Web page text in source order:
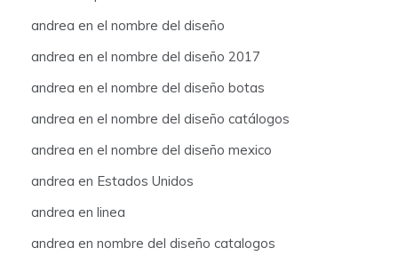
andrea en el nombre del diseño
andrea en el nombre del diseño 2017
andrea en el nombre del diseño botas
andrea en el nombre del diseño catálogos
andrea en el nombre del diseño mexico
andrea en Estados Unidos
andrea en linea
andrea en nombre del diseño catalogos